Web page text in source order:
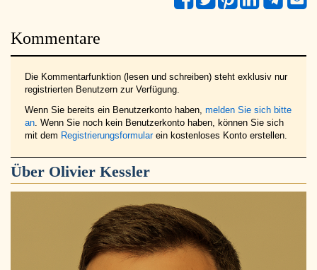
Kommentare
Die Kommentarfunktion (lesen und schreiben) steht exklusiv nur
registrierten Benutzern zur Verfügung.
Wenn Sie bereits ein Benutzerkonto haben, melden Sie sich bitte
an . Wenn Sie noch kein Benutzerkonto haben, können Sie sich
mit dem Registrierungsformularein kostenloses Konto erstellen.
Über Olivier Kessler